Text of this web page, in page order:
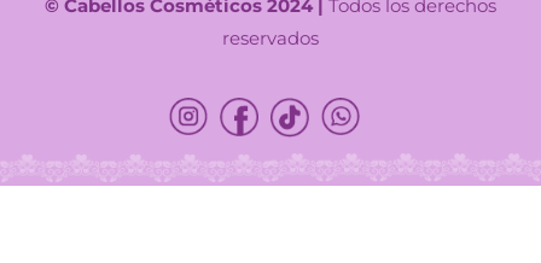
© Cabellos Cosméticos 2024 | Todos los derechos
reservados